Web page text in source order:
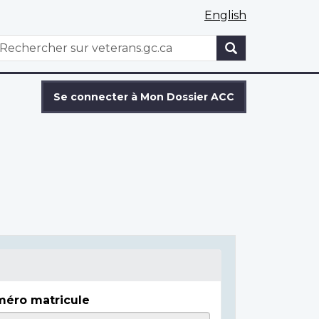
English
WxT
Se connecter à Mon Dossier ACC
matricule